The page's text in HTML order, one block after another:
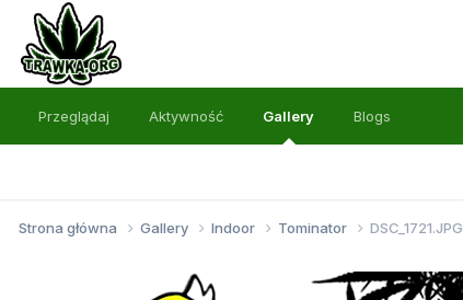
Przeglądaj Aktywność Gallery Blogs
Strona główna Gallery Indoor Tominator DSC_1721.JPG